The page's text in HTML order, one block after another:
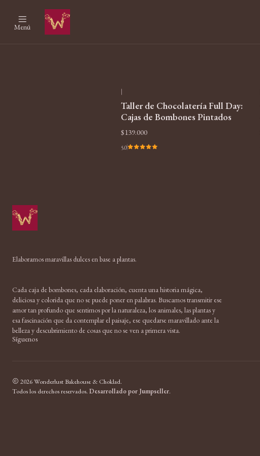
Menú
|
Taller de Chocolatería Full Day:
Cajas de Bombones Pintados
$139.000
5.0
Elaboramos maravillas dulces en base a plantas.
Cada caja de bombones, cada elaboración, cuenta una historia mágica,
deliciosa y colorida que no se puede poner en palabras. Buscamos transmitir ese
amor tan profundo que sentimos por la naturaleza, los animales, las plantas y
esa fascinación que da contemplar el paisaje, ese quedarse maravillado ante la
belleza y descubrimiento de cosas que no se ven a primera vista.
Síguenos
2026 Wonderlust Bakehouse & Choklad.
Todos los derechos reservados. Desarrollado por Jumpseller.